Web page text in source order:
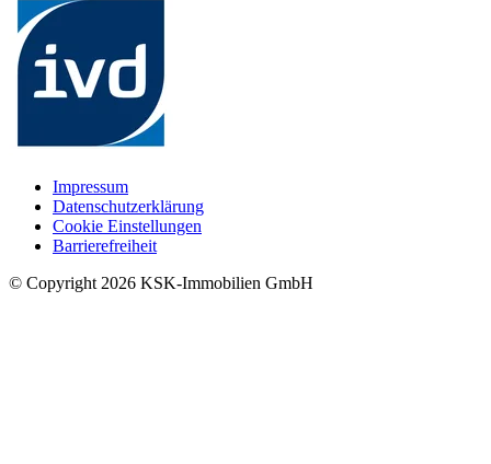
Impressum
Datenschutzerklärung
Cookie Einstellungen
Barrierefreiheit
© Copyright 2026 KSK-Immobilien GmbH